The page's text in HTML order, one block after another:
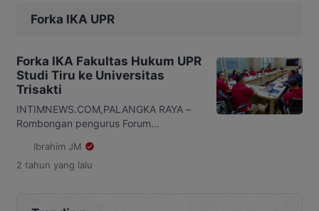
Forka IKA UPR
Forka IKA Fakultas Hukum UPR
Studi Tiru ke Universitas
Trisakti
INTIMNEWS.COM,PALANGKA RAYA –
Rombongan pengurus Forum
Fakultas Hukum Universitas Palangka
Raya (UPR) melakukan kunjungan ke
Oktober 2024. Rombongan Forka IKA
Ibrahim JM
2 tahun yang lalu